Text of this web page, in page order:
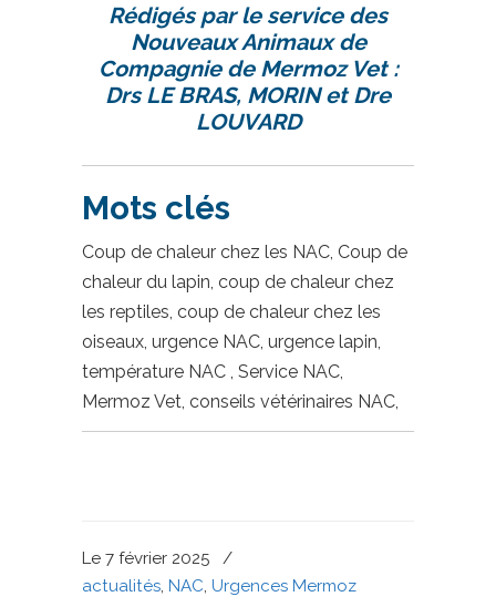
Rédigés par le service des
Nouveaux Animaux de
Compagnie de Mermoz Vet :
Drs LE BRAS, MORIN et Dre
LOUVARD
Mots clés
Coup de chaleur chez les NAC, Coup de
chaleur du lapin, coup de chaleur chez
les reptiles, coup de chaleur chez les
oiseaux, urgence NAC, urgence lapin,
température NAC , Service NAC,
Mermoz Vet, conseils vétérinaires NAC,
Le 7 février 2025
/
actualités, NAC, Urgences Mermoz